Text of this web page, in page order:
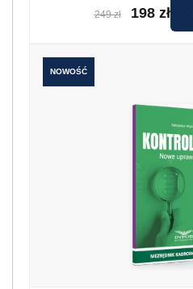
249 zł 198 zł
NOWOŚĆ